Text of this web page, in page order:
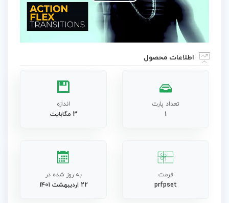
Video
اطلاعات محصول
تعداد پارت
1
اندازه
3 مگابایت
فرمت
prfpset
به روز شده در
22 اردیبهشت 1401